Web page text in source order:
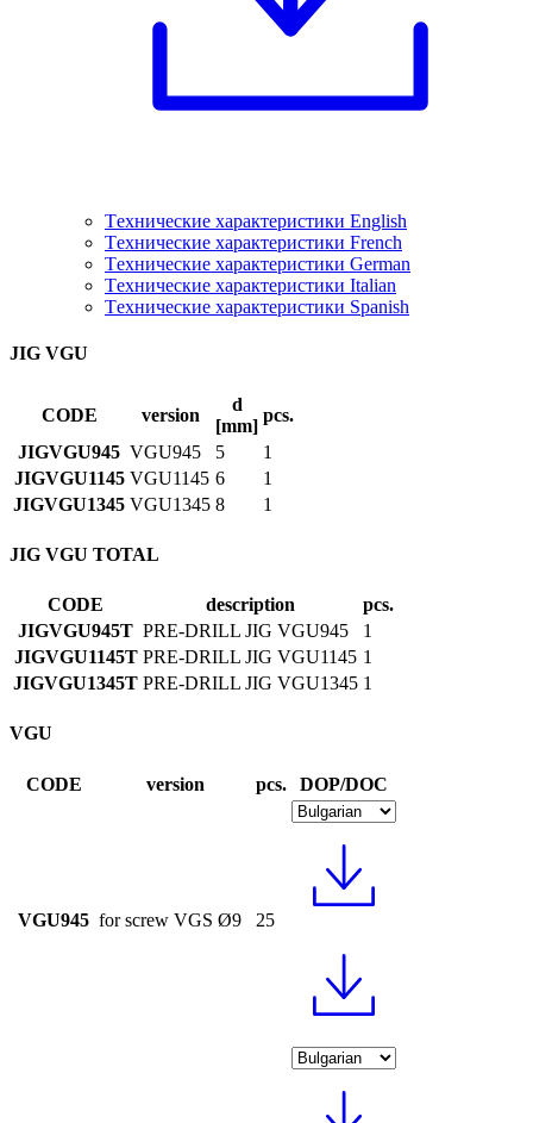
Tехнические характеристики English
Tехнические характеристики French
Tехнические характеристики German
Tехнические характеристики Italian
Tехнические характеристики Spanish
JIG VGU
CODE version
d
[mm]
pcs.
JIGVGU945 VGU945 5
1
JIGVGU1145 VGU1145 6
1
JIGVGU1345 VGU1345 8 1
JIG VGU TOTAL
CODE description
pcs.
JIGVGU945T PRE-DRILL JIG VGU945
1
JIGVGU1145T PRE-DRILL JIG VGU1145 1
JIGVGU1345T PRE-DRILL JIG VGU1345 1
VGU
CODE version pcs. DOP/DOC
VGU945 for screw VGS Ø9 25